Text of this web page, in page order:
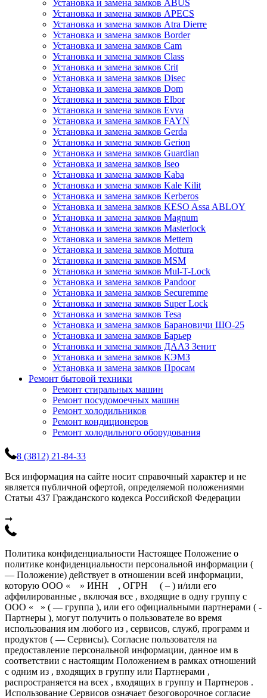
Установка и замена замков ABUS
Установка и замена замков APECS
Установка и замена замков Atra Dierre
Установка и замена замков Border
Установка и замена замков Cam
Установка и замена замков Class
Установка и замена замков Crit
Установка и замена замков Disec
Установка и замена замков Dom
Установка и замена замков Elbor
Установка и замена замков Evva
Установка и замена замков FAYN
Установка и замена замков Gerda
Установка и замена замков Gerion
Установка и замена замков Guardian
Установка и замена замков Iseo
Установка и замена замков Kaba
Установка и замена замков Kale Kilit
Установка и замена замков Kerberos
Установка и замена замков KESO Assa ABLOY
Установка и замена замков Magnum
Установка и замена замков Masterlock
Установка и замена замков Mettem
Установка и замена замков Mottura
Установка и замена замков MSM
Установка и замена замков Mul-T-Lock
Установка и замена замков Pandoor
Установка и замена замков Securemme
Установка и замена замков Super Lock
Установка и замена замков Tesa
Установка и замена замков Барановичи ШО-25
Установка и замена замков Барьер
Установка и замена замков ДААЗ Зенит
Установка и замена замков КЭМЗ
Установка и замена замков Просам
Ремонт бытовой техники
Ремонт стиральных машин
Ремонт посудомоечных машин
Ремонт холодильников
Ремонт кондиционеров
Ремонт холодильного оборудования
8 (3812) 21-84-33
Вся информация на сайте носит справочный характер и не
является публичной офертой, определяемой положениями
Статьи 437 Гражданского кодекса Российской Федерации
➞
Политика конфиденциальности Настоящее Положение о
политике конфиденциальности персональной информации (
— Положение) действует в отношении всей информации,
которую ООО « » ИНН , ОГРН ( – ) и/или его
аффилированные , включая все , входящие в одну группу с
ООО « » ( — группа ), или его официальными партнерами ( -
Партнеры ), могут получить о пользователе во время
использования им любого из , сервисов, служб, программ и
продуктов ( — Сервисы). Согласие пользователя на
предоставление персональной информации, данное им в
соответствии с настоящим Положением в рамках отношений
с одним из , входящих в группу или Партнерами ,
распространяется на всех , входящих в группу и Партнеров .
Использование Сервисов означает безоговорочное согласие